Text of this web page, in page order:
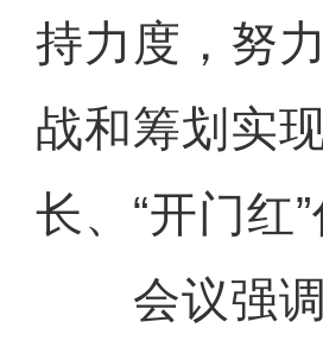
持力度，努
战和筹划实
长、“开门红
会议强调